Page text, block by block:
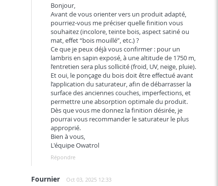
Bonjour,
Avant de vous orienter vers un produit adapté,
pourriez-vous me préciser quelle finition vous
souhaitez (incolore, teinte bois, aspect satiné ou
mat, effet “bois mouillé”, etc.) ?
Ce que je peux déjà vous confirmer : pour un
lambris en sapin exposé, à une altitude de 1750 m,
l’entretien sera plus sollicité (froid, UV, neige, pluie).
Et oui, le ponçage du bois doit être effectué avant
l’application du saturateur, afin de débarrasser la
surface des anciennes couches, imperfections, et
permettre une absorption optimale du produit.
Dès que vous me donnez la finition désirée, je
pourrai vous recommander le saturateur le plus
approprié.
Bien à vous,
L'équipe Owatrol
Répondre
Fournier Oct 03, 2025 12:33